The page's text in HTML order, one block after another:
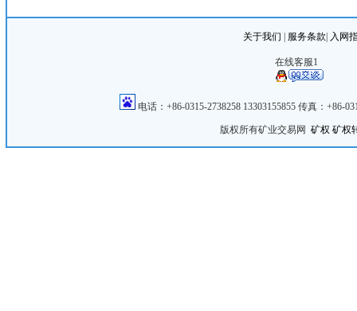
关于我们 服务条款 入网
在线客服1
电话：+86-0315-2738258 13303155855 传真：+86-
版权所有矿业交易网 矿权 矿权